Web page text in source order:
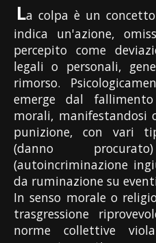
La colpa è un
indica un'azione,
percepito come
legali o personali,
rimorso.
emerge dal
morali, manifestandosi
punizione, con vari
(danno
(autoincriminazione
da ruminazione su
In senso morale o
trasgressione
norme collettive